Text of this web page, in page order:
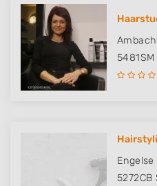
5481SM
Engelse
5272CB